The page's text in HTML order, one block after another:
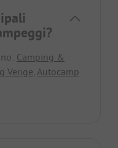
Camping &
Verige Autocamp